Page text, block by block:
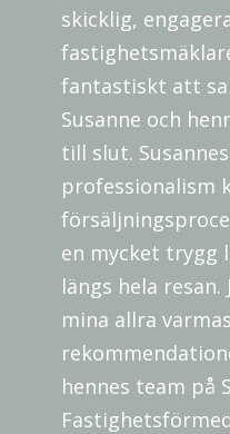
skicklig,
fantastiskt att
Susanne och
till slut.
professionalism
en mycket trygg
längs hela
mina allra
hennes team på